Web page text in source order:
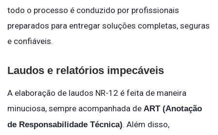
todo o processo é conduzido por profissionais
preparados para entregar soluções completas, seguras
e confiáveis.
Laudos e relatórios impecáveis
A elaboração de laudos NR-12 é feita de maneira
minuciosa, sempre acompanhada de ART (Anotação
de Responsabilidade Técnica). Além disso,